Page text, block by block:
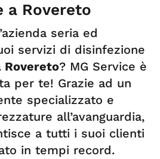
a Rovereto
seria ed
servizi di disinfezione
Rovereto? MG Service è
per te! Grazie ad un
specializzato e
all’avanguardia,
a tutti i suoi clienti
in tempi record.